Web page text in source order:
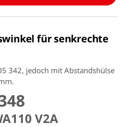
für senkrechte
342, jedoch mit Abstandshülse
V2A